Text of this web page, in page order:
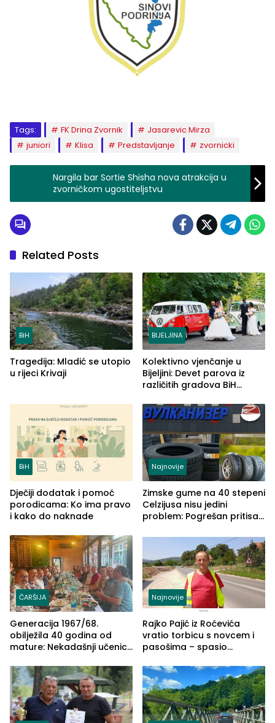
Tags: FK Drina Zvornik
Jasarevic Mirza
juniori
Klisa Predstavljanje zvornicki
Nargila bar Sortie Shisha nova atrakcija u
zvorničkom ugostiteljstvu
Related Posts
BiH
Tragedija: Mladić se utopio
u rijeci Krivaji
BIJELJINA
Kolektivno vjenčanje u
Bijeljini: Devet parova iz
različitih gradova BiH
BiH
Dječiji dodatak i pomoć
porodicama: Ko ima pravo
i kako do naknade
Najnovije
Zimske gume na 40 stepeni
Celzijusa nisu jedini
problem: Pogrešan pritisak
ČARŠIJA
Generacija 1967/68.
obilježila 40 godina od
mature: Nekadašnji učenici
(FOTO)
Najnovije
Rajko Pajić iz Roćevića
vratio torbicu s novcem i
pasošima – spasio
Grčkoj